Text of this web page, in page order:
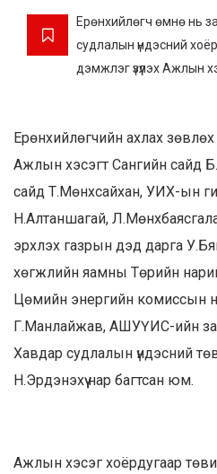
Ерөнхийлөгч өмнө нь
судлалын үндэсний
дэмжлэг үзүүлэх Ажлын
Ерөнхийлөгчийн ахлах зөвлөх
Ажлын хэсэгт Сангийн сайд
сайд Т.Мөнхсайхан, УИХ-ын
Н.Алтаншагай,
эрхлэх газрын дэд дарга
хөгжлийн яамны Төрийн
Цөмийн энергийн комиссын
Г.Манлайжав, АШУҮИС-ийн
Хавдар судлалын үндэсний
Н.Эрдэнэхүү нар багтсан юм.
Ажлын хэсэг хоёрдугаар